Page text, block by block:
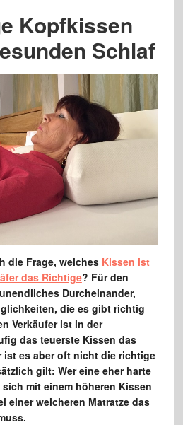
Kopfkissen
Schlaf
die Frage, welches Kissen ist
das Richtige? Für den
Durcheinander,
die es gibt richtig
Verkäufer ist in der
das teuerste Kissen das
ist es aber oft nicht die richtige
gilt: Wer eine eher harte
mit einem höheren Kissen
einer weicheren Matratze das